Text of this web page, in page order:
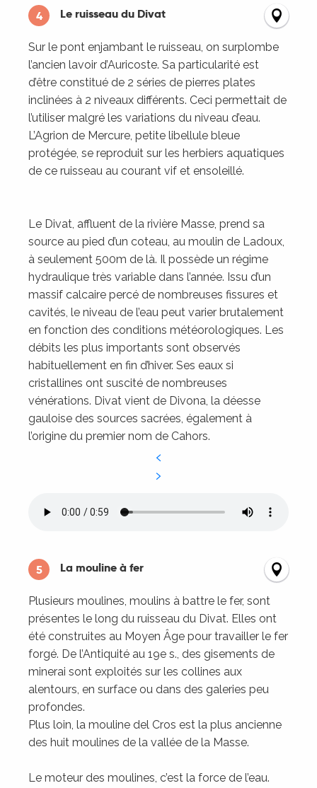
4 Le ruisseau du Divat
Sur le pont enjambant le ruisseau, on surplombe
l’ancien lavoir d’Auricoste. Sa particularité est
d’être constitué de 2 séries de pierres plates
inclinées à 2 niveaux différents. Ceci permettait de
l’utiliser malgré les variations du niveau d’eau.
L’Agrion de Mercure, petite libellule bleue
protégée, se reproduit sur les herbiers aquatiques
de ce ruisseau au courant vif et ensoleillé.
Le Divat, affluent de la rivière Masse, prend sa
source au pied d’un coteau, au moulin de Ladoux,
à seulement 500m de là. Il possède un régime
hydraulique très variable dans l’année. Issu d’un
massif calcaire percé de nombreuses fissures et
cavités, le niveau de l’eau peut varier brutalement
en fonction des conditions météorologiques. Les
débits les plus importants sont observés
habituellement en fin d’hiver. Ses eaux si
cristallines ont suscité de nombreuses
vénérations. Divat vient de Divona, la déesse
gauloise des sources sacrées, également à
l’origine du premier nom de Cahors.
5 La mouline à fer
Plusieurs moulines, moulins à battre le fer, sont
présentes le long du ruisseau du Divat. Elles ont
été construites au Moyen Âge pour travailler le fer
forgé. De l’Antiquité au 19e s., des gisements de
minerai sont exploités sur les collines aux
alentours, en surface ou dans des galeries peu
profondes.
Plus loin, la mouline del Cros est la plus ancienne
des huit moulines de la vallée de la Masse.
Le moteur des moulines, c’est la force de l’eau.